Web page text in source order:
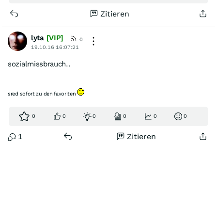
Zitieren
lyta[VIP]
0
19.10.16 16:07:21
sozialmissbrauch..
sred sofort zu den favoriten
0 0 0 0 0 0
1 Zitieren